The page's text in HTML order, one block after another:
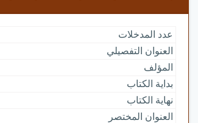
عدد المدخلات
العنوان التفصيلي
المؤلف
بداية الكتاب
نهاية الكتاب
العنوان المختصر